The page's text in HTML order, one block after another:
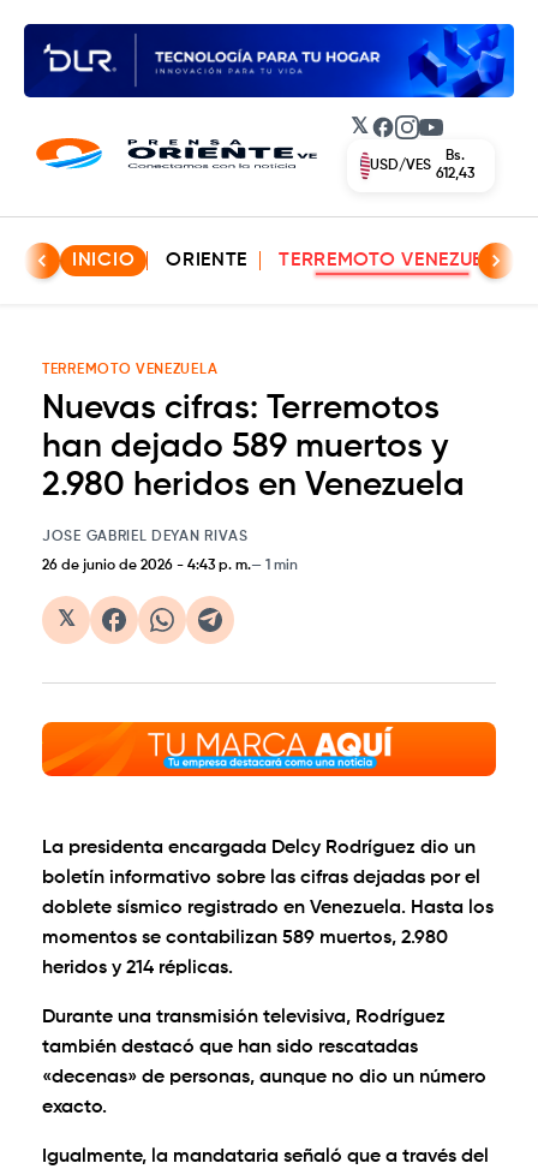
𝕏 Facebook
Instagram
YouTube
USD/VES
Bs.
612,43
INICIO ORIENTE TERREMOTO VENEZUELA
TERREMOTO VENEZUELA
Nuevas cifras: Terremotos
han dejado 589 muertos y
2.980 heridos en Venezuela
JOSE GABRIEL DEYAN RIVAS
26 de junio de 2026 - 4:43 p. m. 1 min
𝕏
La presidenta encargada Delcy Rodríguez dio un
boletín informativo sobre las cifras dejadas por el
doblete sísmico registrado en Venezuela. Hasta los
momentos se contabilizan 589 muertos, 2.980
heridos y 214 réplicas.
Durante una transmisión televisiva, Rodríguez
también destacó que han sido rescatadas
«decenas» de personas, aunque no dio un número
exacto.
Igualmente, la mandataria señaló que a través del